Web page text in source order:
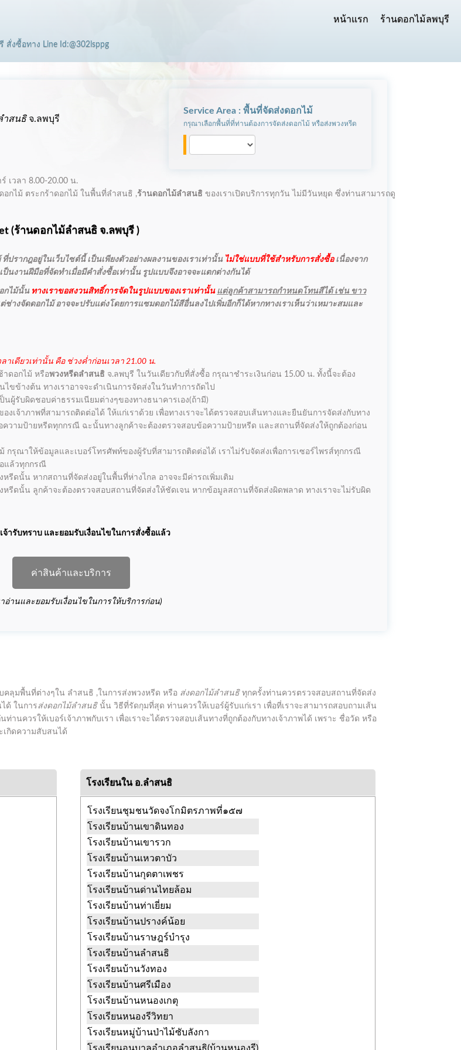
หน้าแรก ร้านดอกไม้ลพบุรี
สั่งซื้อทาง Line Id:@302lsppg
ำสนธิจ.ลพบุรี
Service Area : พื้นที่จัดส่งดอกไม้
กรุณาเลือกพื้นที่ที่ท่านต้องการจัดส่งดอกไม้ หรือส่งพวงหรีด
เวลา 8.00-20.00 น.
กไม้ ตระกร้าดอกไม้ ในพื้นที่ลำสนธิ ,ร้านดอกไม้ลำสนธิ ของเราเปิดบริการทุกวัน ไม่มีวันหยุด ซึ่งท่านสามารถดู
(ร้านดอกไม้ลำสนธิ จ.ลพบุรี )
ปรากฎอยู่ในเว็บไซต์นี้ เป็นเพียงตัวอย่างผลงานของเราเท่านั้น ไม่ใช่แบบที่ใช้สำหรับการสั่งซื้อเนื่องจาก
นงานฝีมือที่จัดทำเมื่อมีคำสั่งซื้อเท่านั้น รูปแบบจึงอาจจะแตกต่างกันได้
กไม้นั้น ทางเราขอสงวนสิทธิ์การจัดในรูปแบบของเราเท่านั้น แต่ลูกค้าสามารถกำหนดโทนสีได้ เช่น ขาว
างจัดดอกไม้ อาจจะปรับแต่งโดยการแซมดอกไม้สีอื่นลงไปเพิ่มอีกก็ได้หากทางเราเห็นว่าเหมาะสมและ
าเดียวเท่านั้น คือ ช่วงค่ำก่อนเวลา 21.00 น.
าดอกไม้ หรือพวงหรีดลำสนธิ จ.ลพบุรี ในวันเดียวกับที่สั่งซื้อ กรุณาชำระเงินก่อน 15.00 น. ทั้งนี้จะต้อง
ขข้างต้น ทางเราอาจจะดำเนินการจัดส่งในวันทำการถัดไป
ผู้รับผิดชอบค่าธรรมเนียมต่างๆของทางธนาคารเอง(ถ้ามี)
เจ้าภาพที่สามารถติดต่อได้ ให้แก่เราด้วย เพื่อทางเราจะได้ตรวจสอบเส้นทางและยืนยันการจัดส่งกับทาง
ความป้ายหรีดทุกกรณี ฉะนั้นทางลูกค้าจะต้องตรวจสอบข้อความป้ายหรีด และสถานที่จัดส่งให้ถูกต้องก่อน
กรุณาให้ข้อมูลและเบอร์โทรศัพท์ของผู้รับที่สามารถติดต่อได้ เราไม่รับจัดส่งเพื่อการเซอร์ไพรส์ทุกกรณี
แล้วทุกกรณี
รีดนั้น หากสถานที่จัดส่งอยู่ในพื้นที่ห่างไกล อาจจะมีค่ารถเพิ่มเติม
หรีดนั้น ลูกค้าจะต้องตรวจสอบสถานที่จัดส่งให้ชัดเจน หากข้อมูลสถานที่จัดส่งผิดพลาด ทางเราจะไม่รับผิด
จ้ารับทราบ และยอมรับเงื่อนไขในการสั่งซื้อแล้ว
ค่าสินค้าและบริการ
อ่านและยอมรับเงื่อนไขในการให้บริการก่อน)
คลุมพื้นที่ต่างๆใน ลำสนธิ ,ในการส่งพวงหรีด หรือ ส่งดอกไม้ลำสนธิทุกครั้งท่านควรตรวจสอบสถานที่จัดส่ง
ด้ ในการส่งดอกไม้ลำสนธินั้น วิธีที่รัดกุมที่สุด ท่านควรให้เบอร์ผู้รับแก่เรา เพื่อที่เราจะสามารถสอบถามเส้น
นควรให้เบอร์เจ้าภาพกับเรา เพื่อเราจะได้ตรวจสอบเส้นทางที่ถูกต้องกับทางเจ้าภาพได้ เพราะ ชื่อวัด หรือ
กิดความสับสนได้
โรงเรียนใน อ.ลำสนธิ
โรงเรียนชุมชนวัดจงโกมิตรภาพที่๑๕๗
โรงเรียนบ้านเขาดินทอง
โรงเรียนบ้านเขารวก
โรงเรียนบ้านเหวตาบัว
โรงเรียนบ้านกุดตาเพชร
โรงเรียนบ้านด่านไทยล้อม
โรงเรียนบ้านท่าเยี่ยม
โรงเรียนบ้านปรางค์น้อย
โรงเรียนบ้านราษฎร์บำรุง
โรงเรียนบ้านลำสนธิ
โรงเรียนบ้านวังทอง
โรงเรียนบ้านศรีเมือง
โรงเรียนบ้านหนองเกตุ
โรงเรียนหนองรีวิทยา
โรงเรียนหมู่บ้านป่าไม้ซับลังกา